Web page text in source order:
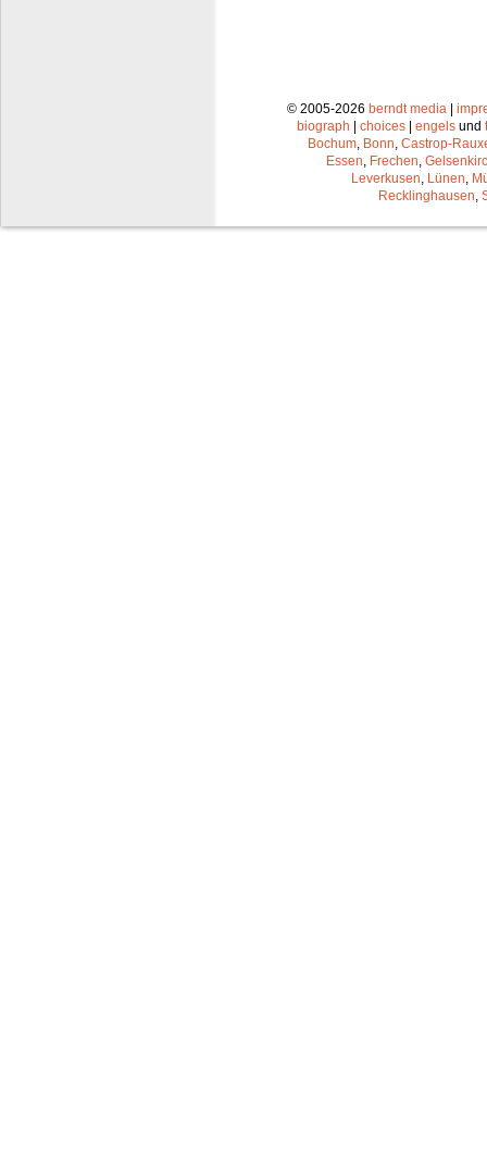
© 2005-2026 berndt media |
biograph | choices | engels und
Bochum Bonn Castrop-
Essen Frechen
Leverkusen Lünen
Recklinghausen